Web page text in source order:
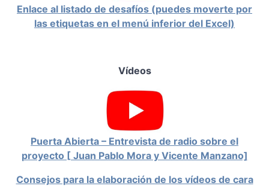
Enlace al listado de desafíos (puedes moverte por
las etiquetas en el menú inferior del Excel)
Vídeos
Puerta Abierta – Entrevista de radio sobre el
proyecto [ Juan Pablo Mora y Vicente Manzano]
Consejos para la elaboración de los vídeos de cara